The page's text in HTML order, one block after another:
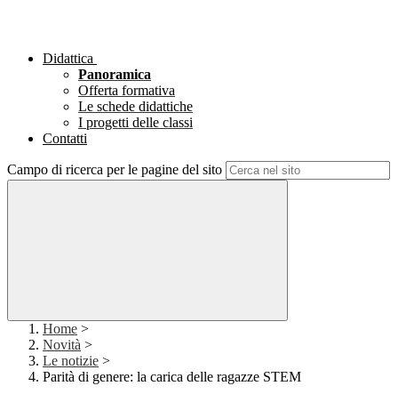
Didattica
Panoramica
Offerta formativa
Le schede didattiche
I progetti delle classi
Contatti
Campo di ricerca per le pagine del sito
Home >
Novità >
Le notizie >
Parità di genere: la carica delle ragazze STEM